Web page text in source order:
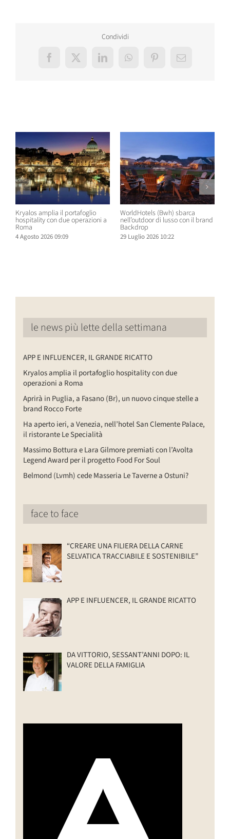
Condividi
Facebook
X LinkedInWhatsAppPinterestEmail
Kryalos amplia il portafoglio
hospitality con due operazioni a
Roma
4 Agosto 2026 09:09
WorldHotels (Bwh) sbarca
nell’outdoor di lusso con il brand
Backdrop
29 Luglio 2026 10:22
le news più lette della settimana
APP E INFLUENCER, IL GRANDE RICATTO
Kryalos amplia il portafoglio hospitality con due
operazioni a Roma
Aprirà in Puglia, a Fasano (Br), un nuovo cinque stelle a
brand Rocco Forte
Ha aperto ieri, a Venezia, nell’hotel San Clemente Palace,
il ristorante Le Specialità
Massimo Bottura e Lara Gilmore premiati con l’Avolta
Legend Award per il progetto Food For Soul
Belmond (Lvmh) cede Masseria Le Taverne a Ostuni?
face to face
“CREARE UNA FILIERA DELLA CARNE
SELVATICA TRACCIABILE E SOSTENIBILE”
APP E INFLUENCER, IL GRANDE RICATTO
DA VITTORIO, SESSANT’ANNI DOPO: IL
VALORE DELLA FAMIGLIA